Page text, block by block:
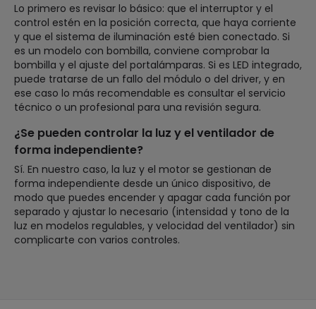
Lo primero es revisar lo básico: que el interruptor y el
control estén en la posición correcta, que haya corriente
y que el sistema de iluminación esté bien conectado. Si
es un modelo con bombilla, conviene comprobar la
bombilla y el ajuste del portalámparas. Si es LED integrado,
puede tratarse de un fallo del módulo o del driver, y en
ese caso lo más recomendable es consultar el servicio
técnico o un profesional para una revisión segura.
¿Se pueden controlar la luz y el ventilador de
forma independiente?
Sí. En nuestro caso, la luz y el motor se gestionan de
forma independiente desde un único dispositivo, de
modo que puedes encender y apagar cada función por
separado y ajustar lo necesario (intensidad y tono de la
luz en modelos regulables, y velocidad del ventilador) sin
complicarte con varios controles.